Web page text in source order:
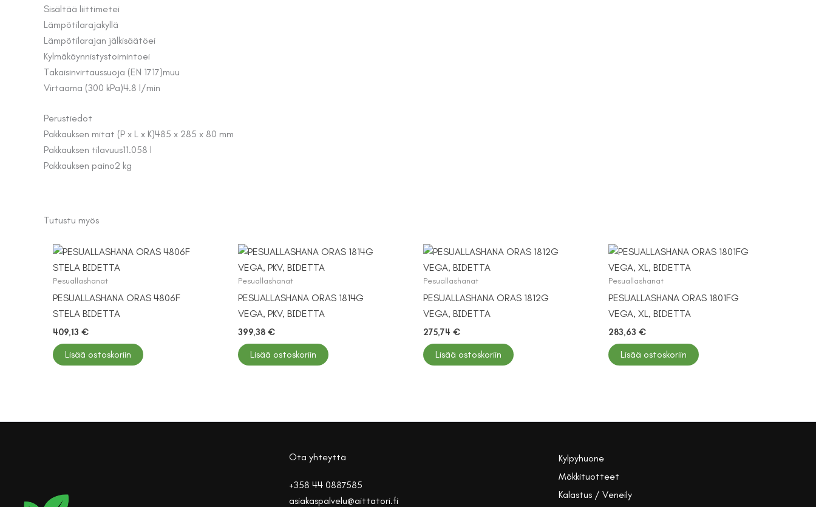
Sisältää liittimetei
Lämpötilarajakyllä
Lämpötilarajan jälkisäätöei
Kylmäkäynnistystoimintoei
Takaisinvirtaussuoja (EN 1717)muu
Virtaama (300 kPa)4.8 l/min
Perustiedot
Pakkauksen mitat (P x L x K)485 x 285 x 80 mm
Pakkauksen tilavuus11.058 l
Pakkauksen paino2 kg
Tutustu myös
Pesuallashanat
PESUALLASHANA ORAS 4806F
STELA BIDETTA
409,13 €
Lisää ostoskoriin
Pesuallashanat
PESUALLASHANA ORAS 1814G
VEGA, PKV, BIDETTA
399,38 €
Lisää ostoskoriin
Pesuallashanat
PESUALLASHANA ORAS 1812G
VEGA, BIDETTA
275,74 €
Lisää ostoskoriin
Pesuallashanat
PESUALLASHANA ORAS 1801FG
VEGA, XL, BIDETTA
283,63 €
Lisää ostoskoriin
Ota yhteyttä
+358 44 0887585
asiakaspalvelu@aittatori.fi
Kylpyhuone
Mökkituotteet
Kalastus / Veneily